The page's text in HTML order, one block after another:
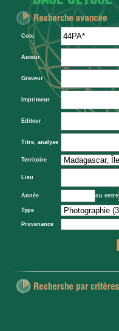
Cote
Auteur
Graveur
Imprimeur
Editeur
Titre, analyse
Territoire
Lieu
Année ou entre
Type
Provenance